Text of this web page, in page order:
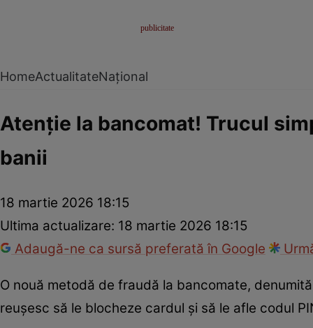
HomeActualitateNațional
Atenție la bancomat! Trucul
banii
18 martie 2026 18:15
Ultima actualizare: 18 martie 2026 18:15
Adaugă-ne ca sursă preferată în Google
O nouă metodă de fraudă la bancomate,
reușesc să le blocheze cardul și să le afle codul